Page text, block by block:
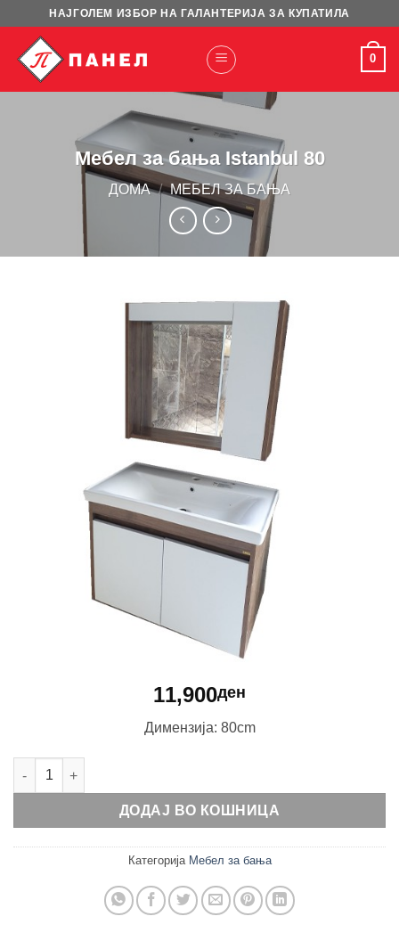
content
НАЈГОЛЕМ ИЗБОР НА ГАЛАНТЕРИЈА ЗА КУПАТИЛА
0
Мебел за бања Istanbul 80
ДОМА / МЕБЕЛ ЗА БАЊА
11,900ден
Димензија: 80cm
Мебел за бања Istanbul 80 количина
ДОДАЈ ВО КОШНИЦА
Категорија Мебел за бања